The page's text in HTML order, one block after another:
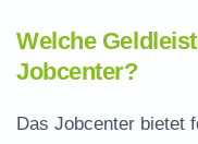
Welche
Jobcenter?
Das Jobcenter bietet